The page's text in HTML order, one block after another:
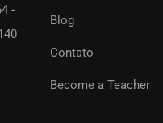
-
Blog
Contato
Become a Teacher